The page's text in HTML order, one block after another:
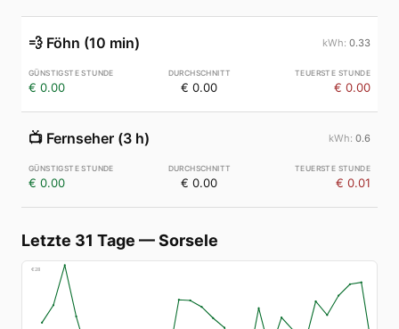
💨 Föhn (10 min) 0.33
€ 0.00 € 0.00 € 0.00
📺 Fernseher (3 h) 0.6
€ 0.00 € 0.00 € 0.01
Letzte 31 Tage —Sorsele
€28